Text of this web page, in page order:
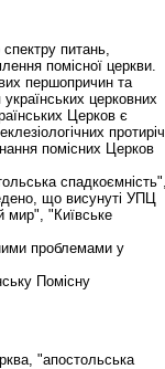
питань,
помісної церкви.
першопричин та
церковних
Церков є
протиріч,
помісних Церков
спадкоємність",
що висунуті УПЦ
мир", "Київське
проблемами у
Помісну
"апостольська